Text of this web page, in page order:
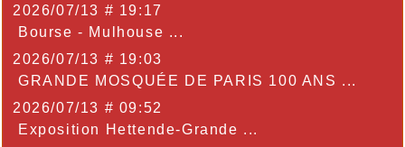
2026/07/13 # 19:17
Bourse - Mulhouse ...
2026/07/13 # 19:03
GRANDE MOSQUÉE DE PARIS 100 ANS ...
2026/07/13 # 09:52
Exposition Hettende-Grande ...